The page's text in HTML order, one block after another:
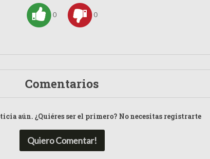
0 0
Comentarios
aún. ¿Quiéres ser el primero? No necesitas registrarte
Quiero Comentar!